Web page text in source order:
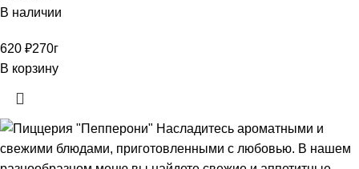
В наличии
620 ₽270г
В корзину